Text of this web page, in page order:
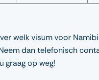
welk visum voor
dan telefonisch
graag op weg!